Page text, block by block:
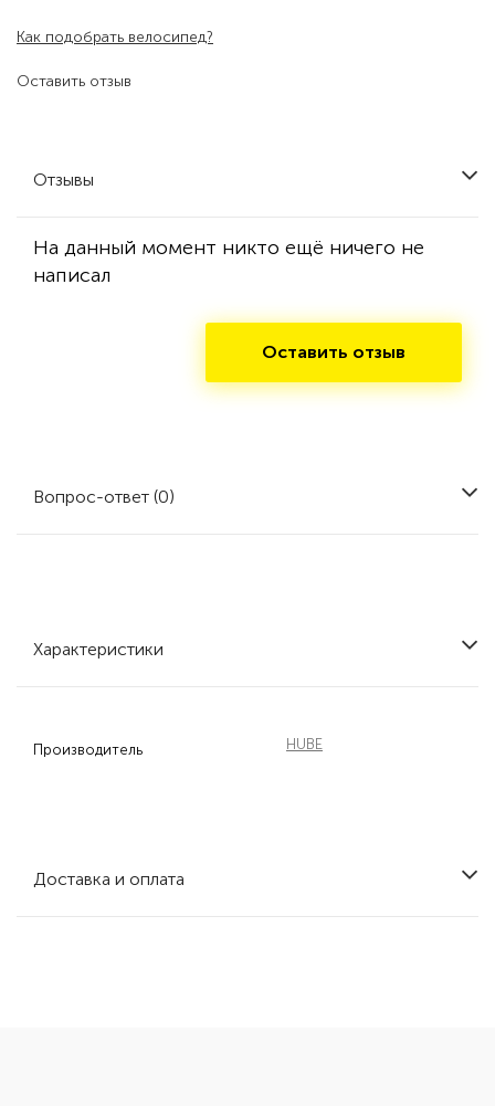
Оставить отзыв
Как подобрать велосипед?
Отзывы
На данный момент никто ещё ничего не
написал
Оставить отзыв
Вопрос-ответ (0)
Характеристики
Производитель HUBE
Доставка и оплата